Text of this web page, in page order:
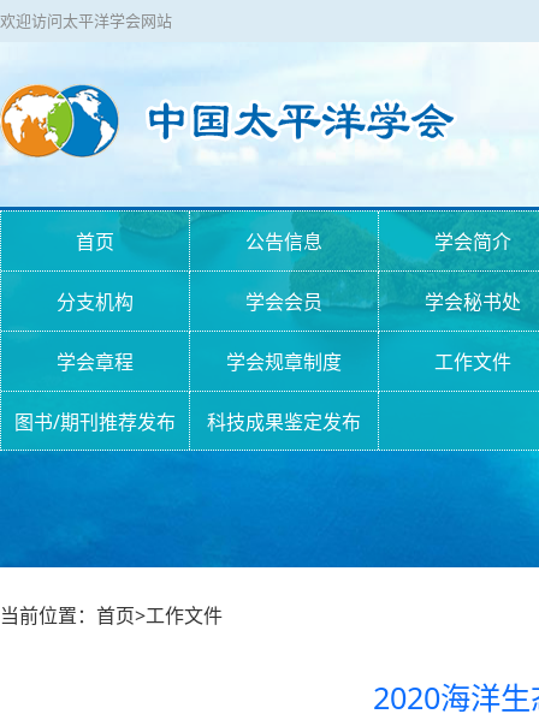
欢迎访问太平洋学会网站
首页 公告信息 学会简介
分支机构 学会会员 学会秘书处
学会章程 学会规章制度 工作文件
图书/期刊推荐发布 科技成果鉴定发布
当前位置：首页>工作文件
2020海洋